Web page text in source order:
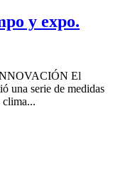
y expo.
El
una serie de medidas